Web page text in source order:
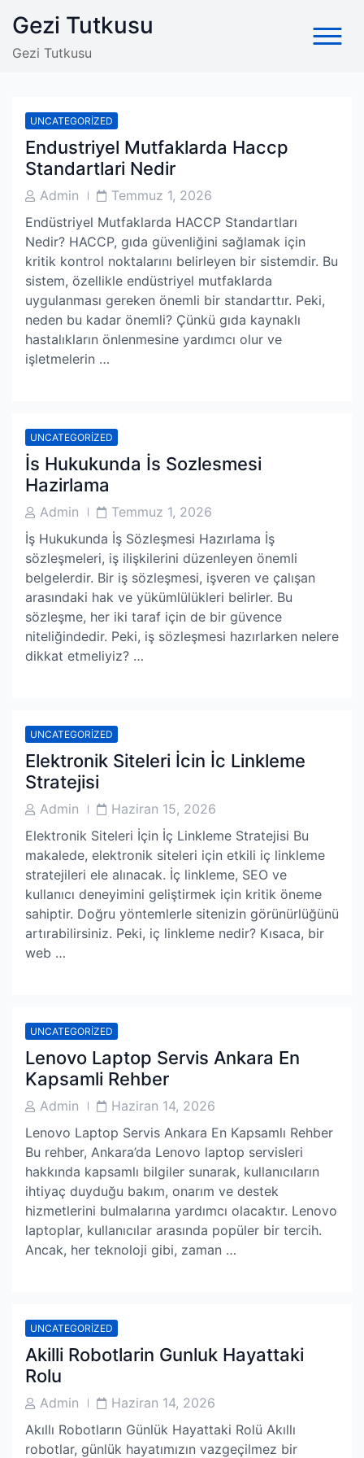
content
Gezi Tutkusu
Gezi Tutkusu
UNCATEGORIZED
Endustriyel Mutfaklarda Haccp
Standartlari Nedir
PostAdmin
PostTemmuz 1, 2026
Endüstriyel Mutfaklarda HACCP Standartları
Nedir? HACCP, gıda güvenliğini sağlamak için
kritik kontrol noktalarını belirleyen bir sistemdir. Bu
sistem, özellikle endüstriyel mutfaklarda
uygulanması gereken önemli bir standarttır. Peki,
neden bu kadar önemli? Çünkü gıda kaynaklı
hastalıkların önlenmesine yardımcı olur ve
işletmelerin …
UNCATEGORIZED
İs Hukukunda İs Sozlesmesi
Hazirlama
PostAdmin
PostTemmuz 1, 2026
İş Hukukunda İş Sözleşmesi Hazırlama İş
sözleşmeleri, iş ilişkilerini düzenleyen önemli
belgelerdir. Bir iş sözleşmesi, işveren ve çalışan
arasındaki hak ve yükümlülükleri belirler. Bu
sözleşme, her iki taraf için de bir güvence
niteliğindedir. Peki, iş sözleşmesi hazırlarken nelere
dikkat etmeliyiz? …
UNCATEGORIZED
Elektronik Siteleri İcin İc Linkleme
Stratejisi
PostAdmin
PostHaziran 15, 2026
Elektronik Siteleri İçin İç Linkleme Stratejisi Bu
makalede, elektronik siteleri için etkili iç linkleme
stratejileri ele alınacak. İç linkleme, SEO ve
kullanıcı deneyimini geliştirmek için kritik öneme
sahiptir. Doğru yöntemlerle sitenizin görünürlüğünü
artırabilirsiniz. Peki, iç linkleme nedir? Kısaca, bir
web …
UNCATEGORIZED
Lenovo Laptop Servis Ankara En
Kapsamli Rehber
PostAdmin
PostHaziran 14, 2026
Lenovo Laptop Servis Ankara En Kapsamlı Rehber
Bu rehber, Ankara’da Lenovo laptop servisleri
hakkında kapsamlı bilgiler sunarak, kullanıcıların
ihtiyaç duyduğu bakım, onarım ve destek
hizmetlerini bulmalarına yardımcı olacaktır. Lenovo
laptoplar, kullanıcılar arasında popüler bir tercih.
Ancak, her teknoloji gibi, zaman …
UNCATEGORIZED
Akilli Robotlarin Gunluk Hayattaki
Rolu
PostAdmin
PostHaziran 14, 2026
Akıllı Robotların Günlük Hayattaki Rolü Akıllı
robotlar, günlük hayatımızın vazgeçilmez bir